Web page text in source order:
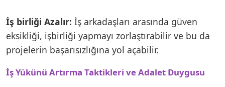
İş birliği Azalır: İş arkadaşları arasında güven
eksikliği, işbirliği yapmayı zorlaştırabilir ve bu da
projelerin başarısızlığına yol açabilir.
İş Yükünü Artırma Taktikleri ve Adalet Duygusu